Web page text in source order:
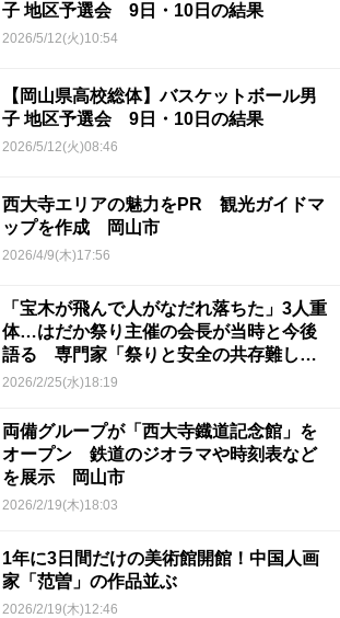
子 地区予選会 9日・10日の結果
2026/5/12(火)10:54
【岡山県高校総体】バスケットボール男
子 地区予選会 9日・10日の結果
2026/5/12(火)08:46
西大寺エリアの魅力をPR 観光ガイドマ
ップを作成 岡山市
2026/4/9(木)17:56
「宝木が飛んで人がなだれ落ちた」3人重
体…はだか祭り主催の会長が当時と今後
語る 専門家「祭りと安全の共存難し
い」 岡山・西大寺会陽
2026/2/25(水)18:19
両備グループが「西大寺鐡道記念館」を
オープン 鉄道のジオラマや時刻表など
を展示 岡山市
2026/2/19(木)18:03
1年に3日間だけの美術館開館！中国人画
家「范曽」の作品並ぶ
2026/2/19(木)12:46